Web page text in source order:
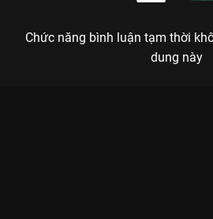
Chức năng bình luận tạm thời
dung này